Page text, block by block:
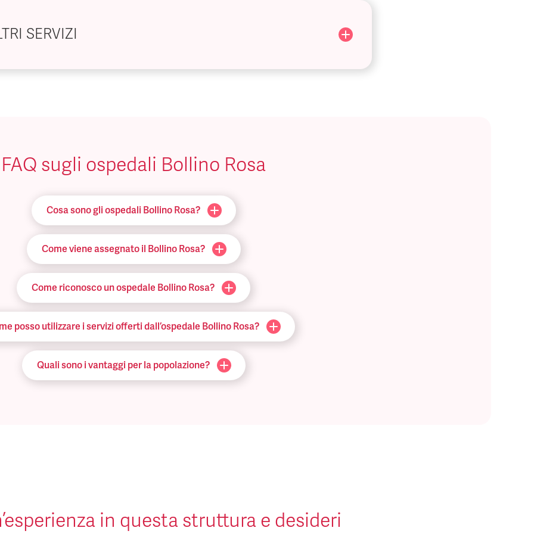
SERVIZI
FAQ sugli ospedali Bollino Rosa
Cosa sono gli ospedali Bollino Rosa?
Come viene assegnato il Bollino Rosa?
Come riconosco un ospedale Bollino Rosa?
posso utilizzare i servizi offerti dall’ospedale Bollino Rosa?
Quali sono i vantaggi per la popolazione?
in questa struttura e desideri